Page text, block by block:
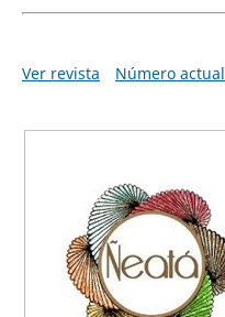
Ver revista Número actual